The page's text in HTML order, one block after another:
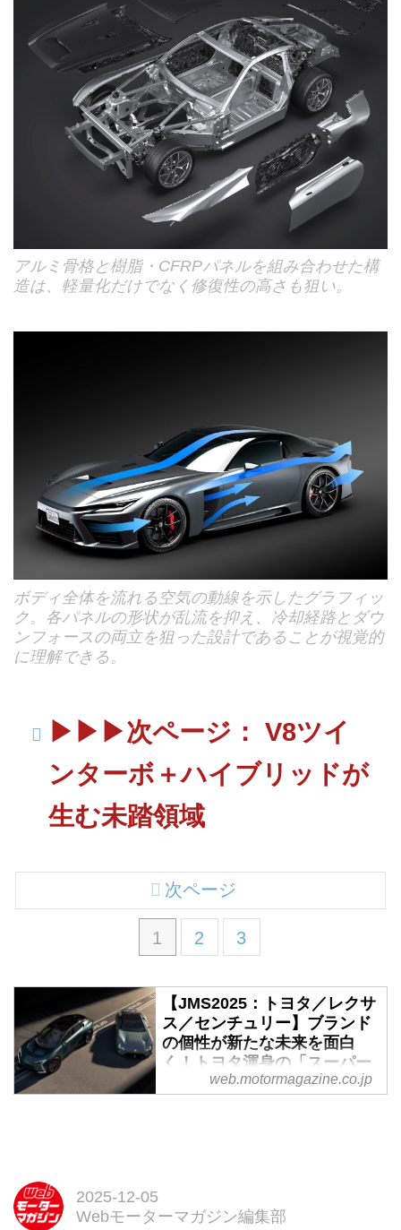
アルミ骨格と樹脂・CFRPパネルを組み合わせた構
造は、軽量化だけでなく修復性の高さも狙い。
ボディ全体を流れる空気の動線を示したグラフィッ
ク。各パネルの形状が乱流を抑え、冷却経路とダウ
ンフォースの両立を狙った設計であることが視覚的
に理解できる。
▶︎▶︎▶︎次ページ： V8ツイ
ンターボ＋ハイブリッドが
生む未踏領域
1 2 3
次ページ
【JMS2025：トヨタ／レクサ
ス／センチュリー】ブランド
の個性が新たな未来を面白
く！トヨタ渾身の「スーパー
ジャンプ」への布石が今、躍
「TOYOTA」。それぞれの役割が
web.motormagazine.co.jp
2025-12-05
Webモーターマガジン編集部